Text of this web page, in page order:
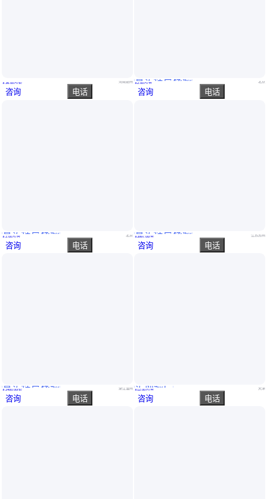
￥36.00万/套 河南郑州
咨询 电话
LIGONG运动控制实训装置教学考核设备LG-1391D 型
真实性已核验
￥ 2.00万/台 北京
咨询 电话
高级着装式偏瘫护理模拟装置 行动模仿 老年人瘫痪体验服 中为医疗
真实性已核验
￥ 2400.00/套 浙江温州
咨询 电话
LIGONG运动控制实训装置教学考核设备LG-1391B型
真实性已核验
￥2.00万/台 北京
咨询 电话
固定床催化重整反应装置 实验室定制评价装置
真实性已核验
￥3997 .00/台 江苏苏州
咨询 电话
安全带高空处作业降坠落防摔体验平台vr施工伤害模拟装置急救设备
实地验厂
￥12 .00万/台 天津
咨询 电话